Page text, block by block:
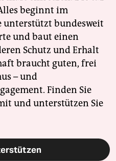
beginnt im
unterstützt bundesweit
und baut einen
Schutz und Erhalt
braucht guten, frei
– und
Finden Sie
und unterstützen Sie